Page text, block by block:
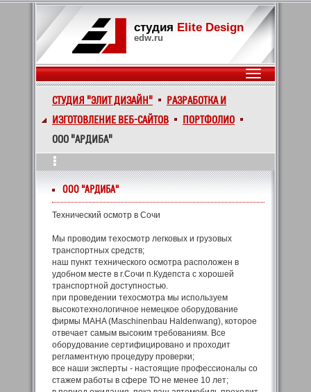
студия Elite Design
edw.ru
СТУДИЯ "ЭЛИТ ДИЗАЙН"
РАЗРАБОТКА И
ИЗГОТОВЛЕНИЕ ВЕБ-САЙТОВ
ПОРТФОЛИО
ООО "АРДИБА"
ООО "АРДИБА"
Технический осмотр в Сочи
Мы проводим техосмотр легковых и грузовых
транспортных средств;
наш пункт технического осмотра расположен в
удобном месте в г.Сочи п.Кудепста с хорошей
транспортной доступностью.
при проведении техосмотра мы используем
высокотехнологичное немецкое оборудование
фирмы MAHA (Maschinenbau Haldenwang), которое
отвечает самым высоким требованиям. Все
оборудование сертифицировано и проходит
регламентную процедуру проверки;
все наши эксперты - настоящие профессионалы со
стажем работы в сфере ТО не менее 10 лет;